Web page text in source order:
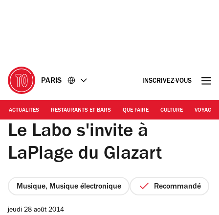
PARIS INSCRIVEZ-VOUS
ACTUALITÉS RESTAURANTS ET BARS QUE FAIRE CULTURE VOYAGE
Le Labo s'invite à
LaPlage du Glazart
Musique, Musique électronique Recommandé
jeudi 28 août 2014